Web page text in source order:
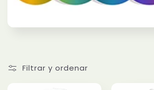
ó Filtrar y ordenar